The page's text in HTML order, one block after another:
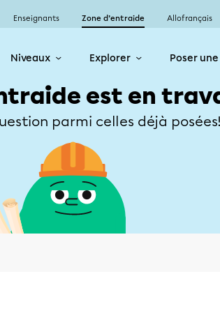
Enseignants Zone d’entraide Allofrançais
Niveaux Explorer Poser
est en
parmi celles déjà